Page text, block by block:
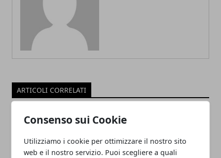
Consenso sui Cookie
Utilizziamo i cookie per ottimizzare il nostro sito
web e il nostro servizio. Puoi scegliere a quali
ARTICOLI CORRELATI